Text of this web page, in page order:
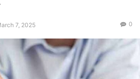
7, 2025 0